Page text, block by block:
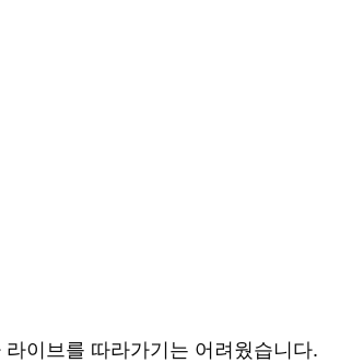
이브를 따라가기는 어려웠습니다.